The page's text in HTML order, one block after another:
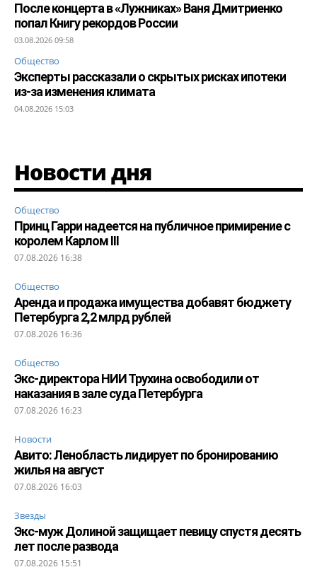
После концерта в «Лужниках» Ваня Дмитриенко
попал Книгу рекордов России
03.08.2026 09:58
Общество
Эксперты рассказали о скрытых рисках ипотеки
из-за изменения климата
04.08.2026 15:03
Новости дня
Общество
Принц Гарри надеется на публичное примирение с
королем Карлом III
07.08.2026 16:38
Общество
Аренда и продажа имущества добавят бюджету
Петербурга 2,2 млрд рублей
07.08.2026 16:36
Общество
Экс-директора НИИ Трухина освободили от
наказания в зале суда Петербурга
07.08.2026 16:23
Новости
Авито: Ленобласть лидирует по бронированию
жилья на август
07.08.2026 16:03
Звезды
Экс-муж Долиной защищает певицу спустя десять
лет после развода
07.08.2026 15:51